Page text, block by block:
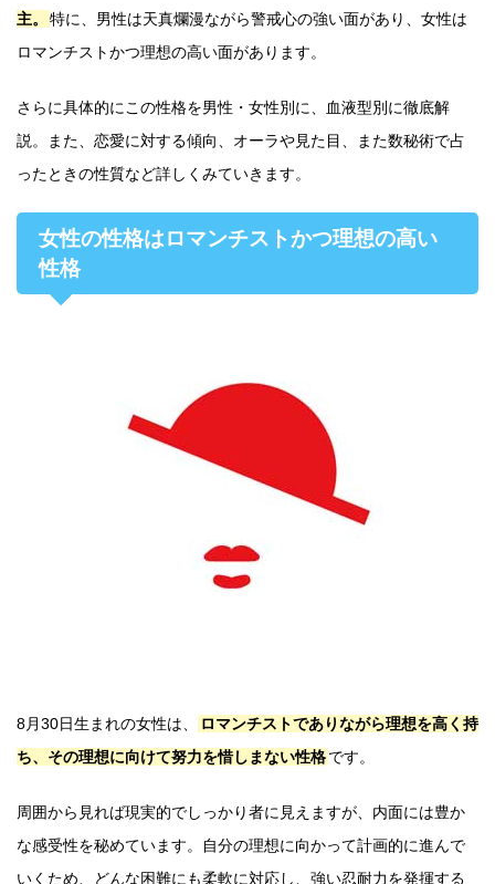
主。
特に、男性は天真爛漫ながら警戒心の強い面があり、女性は
ロマンチストかつ理想の高い面があります。
さらに具体的にこの性格を男性・女性別に、血液型別に徹底解
説。また、恋愛に対する傾向、オーラや見た目、また数秘術で占
ったときの性質など詳しくみていきます。
女性の性格はロマンチストかつ理想の高い
性格
8月30日生まれの女性は、
ロマンチストでありながら理想を高く持
ち、その理想に向けて努力を惜しまない性格です。
周囲から見れば現実的でしっかり者に見えますが、内面には豊か
な感受性を秘めています。自分の理想に向かって計画的に進んで
いくため、どんな困難にも柔軟に対応し、強い忍耐力を発揮する